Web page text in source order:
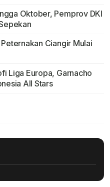
Oktober, Pemprov DKI
Ciangir Mulai
Liga Europa, Garnacho
All Stars